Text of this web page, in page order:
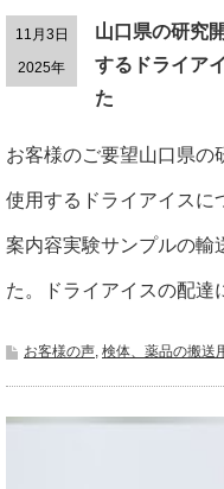
11月3日
2025年
山口県の研究
するドライア
た
お客様のご要望山口県の
使用するドライアイスに
案内容実験サンプルの輸
た。ドライアイスの配達
お客様の声 検体、薬品の搬送